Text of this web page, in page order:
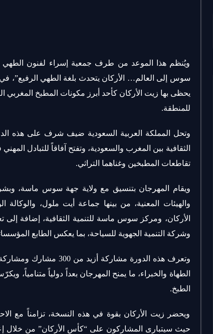
ويُنظم هذا الموعد من طرف جمعية إسراء لفنون الطهي
سوس إلى العالم… الأركان يتحدث بلغة الطهي الرفيع”، في
يحظى بها زيت الأركان كأحد أبرز مكونات المطبخ المغربي
للمنطقة.
وتحل المملكة العربية السعودية ضيف شرف على هذه
الثقافية بين المغرب والسعودية، وتفتح آفاقاً للتبادل
تقاطعات المطبخين وغناهما التراثي.
ويقام المهرجان بتنسيق مع ولاية جهة سوس ماسة،
والهيئات المعنية، من بينها جماعة أيت ملول، والوكالة
الأركان، ومركز سوس ماسة للتنمية الثقافية، إضافة
وشركة التنمية الجهوية للسياحة، بما يعكس الطابع
الطهاة والخبراء، ما يمنح المهرجان بعداً دولياً متنامياً،
الطبخ.
ويحضر زيت الأركان بقوة في هذه النسخة، تزامناً مع
حيث سيتبارى المشاركون على “كأس الأركان” من خلال